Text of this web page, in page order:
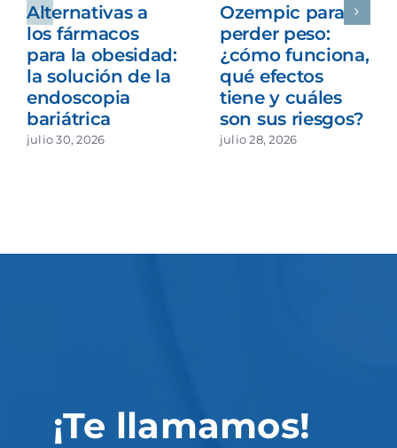
Alternativas a
los fármacos
para la obesidad:
la solución de la
endoscopia
bariátrica
julio 30, 2026
Ozempic para
perder peso:
¿cómo funciona,
qué efectos
tiene y cuáles
son sus riesgos?
julio 28, 2026
¡Te llamamos!